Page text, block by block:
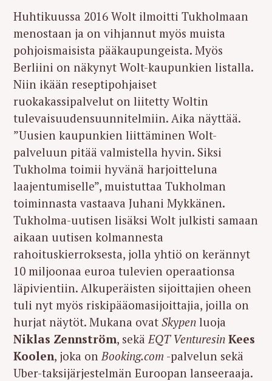
Huhtikuussa 2016 Wolt ilmoitti Tukholmaan
menostaan ja on vihjannut myös muista
pohjoismaisista pääkaupungeista. Myös
Berliini on näkynyt Wolt-kaupunkien listalla.
Niin ikään reseptipohjaiset
ruokakassipalvelut on liitetty Woltin
tulevaisuudensuunnitelmiin. Aika näyttää.
”Uusien kaupunkien liittäminen Wolt-
palveluun pitää valmistella hyvin. Siksi
Tukholma toimii hyvänä harjoitteluna
laajentumiselle”, muistuttaa Tukholman
toiminnasta vastaava Juhani Mykkänen.
Tukholma-uutisen lisäksi Wolt julkisti samaan
aikaan uutisen kolmannesta
rahoituskierroksesta, jolla yhtiö on kerännyt
10 miljoonaa euroa tulevien operaationsa
läpivientiin. Alkuperäisten sijoittajien oheen
tuli nyt myös riskipääomasijoittajia, joilla on
hurjat näytöt. Mukana ovat Skypen luoja
Niklas Zennström, sekä EQT Venturesin Kees
Koolen, joka on Booking.com -palvelun sekä
Uber-taksijärjestelmän Euroopan lanseeraaja.